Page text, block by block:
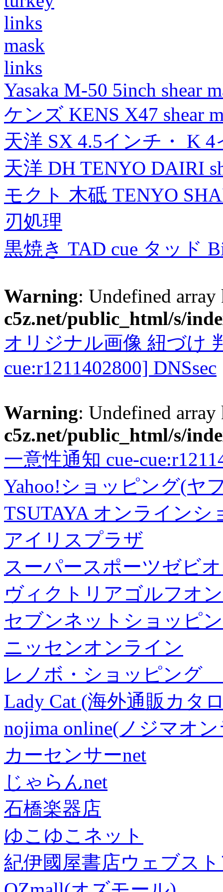
links
mask
links
Yasaka M-50 5inch shear
ケンズ KENS X47 shear
天洋 SX 4.5インチ・ K
天洋 DH TENYO DAIRI
モクト 木砥 TENYO
刃処理
黒焼き TAD cue タッド
Warning: Undefined
c5z.net/public_html/s/
オリジナル画像 紐づけ
cue:r1211402800] DNSsec
Warning: Undefined
c5z.net/public_html/s/
一意性通知 cue-
Yahoo!ショッピング(ヤ
TSUTAYA オンラインシ
アイリスプラザ
スーパースポーツゼビ
ヴィクトリアゴルフオ
セブンネットショッピ
ニッセンオンライン
レノボ・ショッピング
Lady Cat (海外通販カタ
nojima online(ノジマオ
カーセンサーnet
じゃらんnet
石橋楽器店
ゆこゆこネット
紀伊國屋書店ウェブス